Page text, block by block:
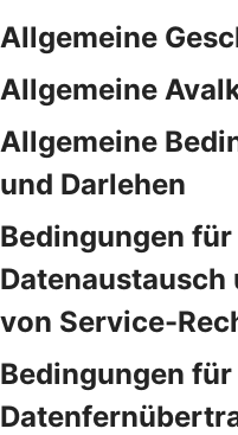
Allgemeine
Allgemeine
Allgemeine
und Darlehen
Bedingungen
von Service-
Bedingungen für